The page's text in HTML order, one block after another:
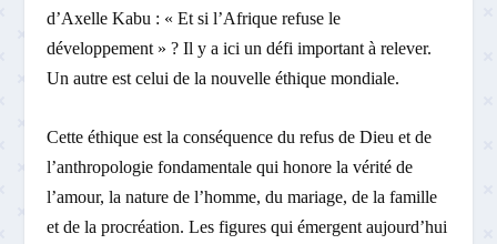
d’Axelle Kabu : « Et si l’Afrique refuse le
développement » ? Il y a ici un défi important à relever.
Un autre est celui de la nouvelle éthique mondiale.
Cette éthique est la conséquence du refus de Dieu et de
l’anthropologie fondamentale qui honore la vérité de
l’amour, la nature de l’homme, du mariage, de la famille
et de la procréation. Les figures qui émergent aujourd’hui